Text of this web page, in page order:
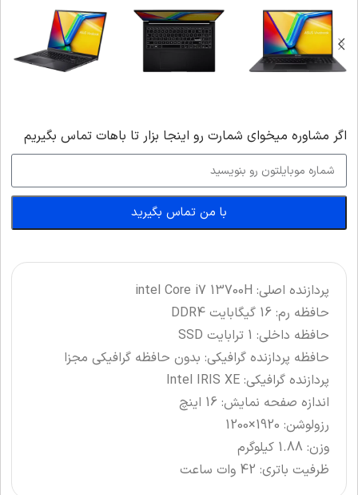
اگر‌ مشاوره میخوای شمارت رو اینجا بزار تا باهات تماس بگیریم
با من تماس بگیرید
پردازنده اصلی: intel Core i7 13700H
حافظه رم: 16 گیگابایت DDR4
حافظه داخلی: 1 ترابایت SSD
حافظه پردازنده گرافیکی: بدون حافظه گرافیکی مجزا
پردازنده گرافیکی: Intel IRIS XE
اندازه صفحه نمایش: 16 اینچ
رزولوشن: 1920×1200
وزن: 1.88 کیلوگرم
ظرفیت باتری: 42 وات ساعت